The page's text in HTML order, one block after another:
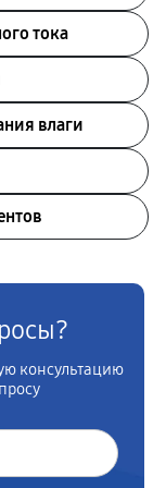
тока
влаги
консультацию